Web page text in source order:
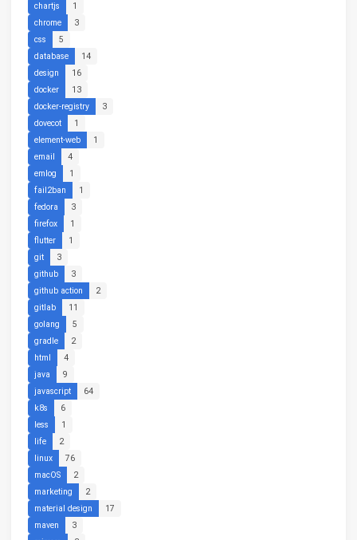
chartjs
1
chrome
3
css
5
database
14
design
16
docker
13
docker-registry
3
dovecot
1
element-web
1
email
4
emlog
1
fail2ban
1
fedora
3
firefox
1
flutter
1
git
3
github
3
github action
2
gitlab
11
golang
5
gradle
2
html
4
java
9
javascript
64
k8s
6
less
1
life
2
linux
76
macOS
2
marketing
2
material design
17
maven
3